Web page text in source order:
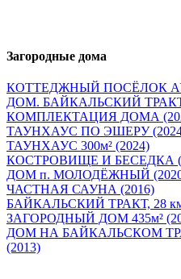
Загородные дома
КОТТЕДЖНЫЙ ПОСЁЛОК
ДОМ. БАЙКАЛЬСКИЙ ТРАКТ
КОМПЛЕКТАЦИЯ ДОМА
ТАУНХАУС ПО ЭШЕРУ
ТАУНХАУС 300м² (2024)
КОСТРОВИЩЕ И БЕСЕДКА
ДОМ п. МОЛОДЁЖНЫЙ
ЧАСТНАЯ САУНА (2016)
БАЙКАЛЬСКИЙ ТРАКТ, 28 км
ЗАГОРОДНЫЙ ДОМ 435м²
ДОМ НА БАЙКАЛЬСКОМ
(2013)